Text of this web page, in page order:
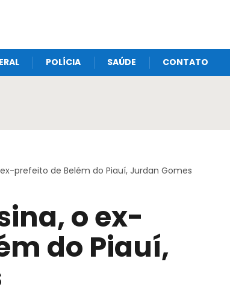
POLÍCIA SAÚDE CONTATO
prefeito de Belém do Piauí, Jurdan Gomes
o ex-
do Piauí,